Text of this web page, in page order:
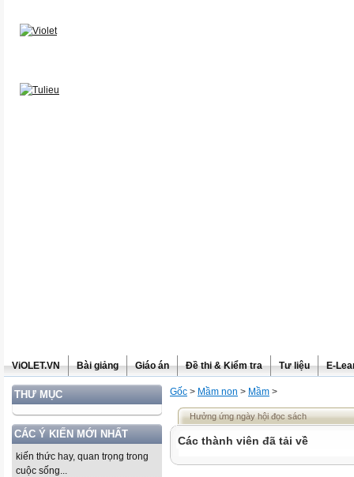
ViOLET.VN Bài giảng Giáo án Đề thi & Kiểm tra Tư liệu E-
THƯ MỤC
CÁC Ý KIẾN MỚI NHẤT
kiến thức hay, quan trọng trong
cuộc sống...
Gốc > Mầm non > Mầm >
Hưởng ứng ngày hội đọc sách
Các thành viên đã tải về